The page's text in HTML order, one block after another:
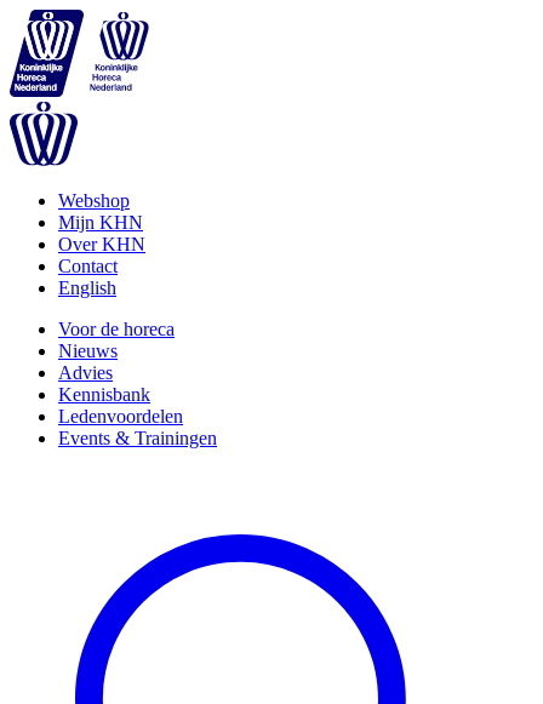
Webshop
Mijn KHN
Over KHN
Contact
English
Voor de horeca
Nieuws
Advies
Kennisbank
Ledenvoordelen
Events & Trainingen